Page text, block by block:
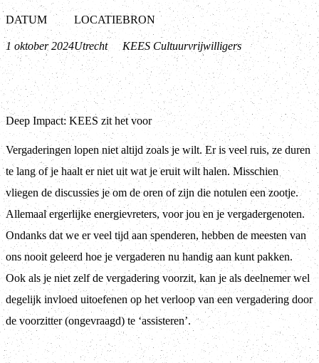
DATUM
1 oktober 2024
LOCATIE
Utrecht
BRON
KEES Cultuurvrijwilligers
Deep Impact: KEES zit het voor
Vergaderingen lopen niet altijd zoals je wilt. Er is veel ruis, ze duren
te lang of je haalt er niet uit wat je eruit wilt halen. Misschien
vliegen de discussies je om de oren of zijn die notulen een zootje.
Allemaal ergerlijke energievreters, voor jou en je vergadergenoten.
Ondanks dat we er veel tijd aan spenderen, hebben de meesten van
ons nooit geleerd hoe je vergaderen nu handig aan kunt pakken.
Ook als je niet zelf de vergadering voorzit, kan je als deelnemer wel
degelijk invloed uitoefenen op het verloop van een vergadering door
de voorzitter (ongevraagd) te ‘assisteren’.